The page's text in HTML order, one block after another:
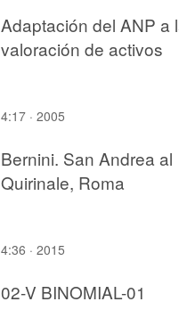
Adaptación del ANP a
valoración de activos
4:17 · 2005
Bernini. San Andrea al
Quirinale, Roma
4:36 · 2015
02-V BINOMIAL-01